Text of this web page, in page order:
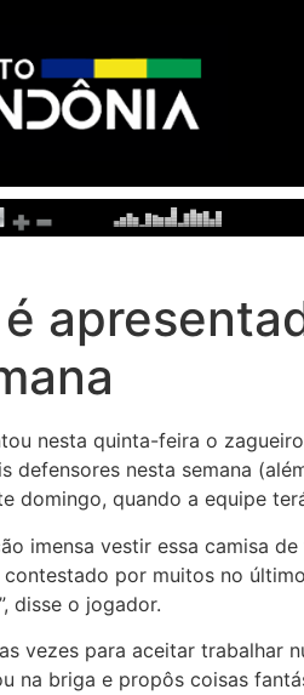
é
nesta quinta-feira o
defensores nesta semana
domingo, quando a equipe
imensa vestir essa camisa
por muitos no
disse o jogador.
vezes para aceitar trabalhar
na briga e propôs coisas